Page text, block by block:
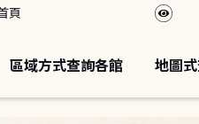
頁
區域方式查詢各館 地圖